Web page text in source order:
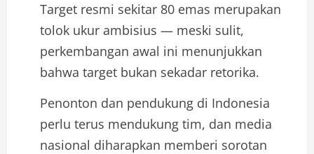
Target resmi sekitar 80 emas merupakan
tolok ukur ambisius — meski sulit,
perkembangan awal ini menunjukkan
bahwa target bukan sekadar retorika.
Penonton dan pendukung di Indonesia
perlu terus mendukung tim, dan media
nasional diharapkan memberi sorotan